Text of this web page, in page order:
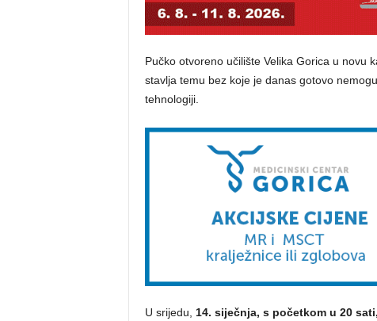
Pučko otvoreno učilište Velika Gorica u novu
stavlja temu bez koje je danas gotovo
tehnologiji.
U srijedu, 14. siječnja, s početkom u 20